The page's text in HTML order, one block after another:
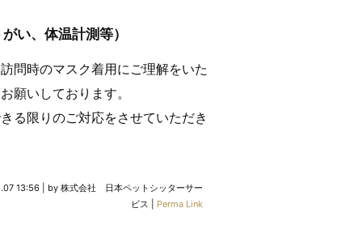
い、体温計測等）
問時のマスク着用にご理解をいた
願いしております。
る限りのご対応をさせていただき
13:56 by 株式会社 日本ペットシッターサー
ビス
Perma Link